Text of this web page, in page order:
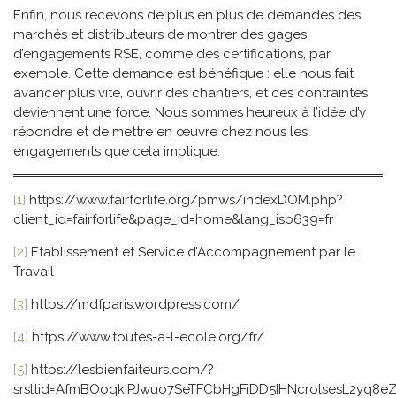
Enfin, nous recevons de plus en plus de demandes des
marchés et distributeurs de montrer des gages
d’engagements RSE, comme des certifications, par
exemple. Cette demande est bénéfique : elle nous fait
avancer plus vite, ouvrir des chantiers, et ces contraintes
deviennent une force. Nous sommes heureux à l’idée d’y
répondre et de mettre en œuvre chez nous les
engagements que cela implique.
[1] https://www.fairforlife.org/pmws/indexDOM.php?
client_id=fairforlife&page_id=home&lang_iso639=fr
[2] Etablissement et Service d’Accompagnement par le
Travail
[3] https://mdfparis.wordpress.com/
[4] https://www.toutes-a-l-ecole.org/fr/
[5] https://lesbienfaiteurs.com/?